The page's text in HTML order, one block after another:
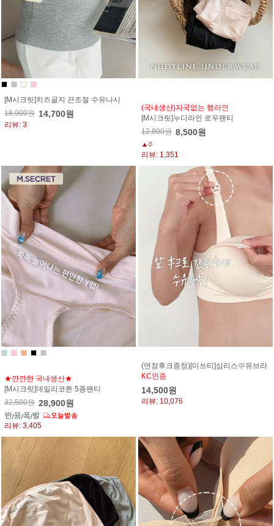
[M시크릿]치즈골지 끈조절 수유나시
18,900원 14,700원
리뷰: 3
(국내생산)자국없는 햄라인
[M시크릿]누디라인 로우팬티
12,800원 8,500원
리뷰: 1,351
★깐깐한 국내생산★
[M시크릿]데일리코튼 5종팬티
32,500원 28,900원
리뷰: 3,405
(연장후크증정)[미쓰티]심리스수유브라
KC인증
14,500원
리뷰: 10,076